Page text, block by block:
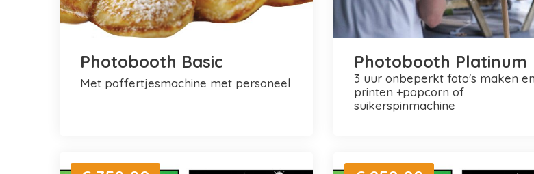
Photobooth Basic
met poffertjesmachine met personeel
Photobooth Platinum
3 uur onbeperkt foto's maken en
printen +popcorn of
suikerspinmachine